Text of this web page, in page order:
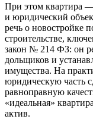
При этом квартира —
и юридический
речь о новостройке
строительстве,
закон № 214 ФЗ: он
дольщиков и
имущества. На
юридическую часть
равноправную
«идеальная»
актив.